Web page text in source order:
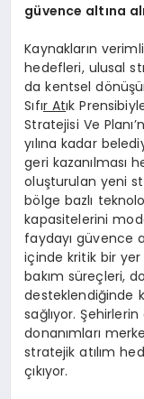
güvence altına al
Kaynakların
hedefleri, ulusal
da kentsel
Sıfır Atık
Stratejisi Ve
yılına kadar
geri kazanılması
oluşturulan yeni
bölge bazlı
kapasitelerini
faydayı güvence
içinde kritik bir
bakım süreçleri,
desteklendiğinde
sağlıyor.
donanımları
stratejik atılım
çıkıyor.